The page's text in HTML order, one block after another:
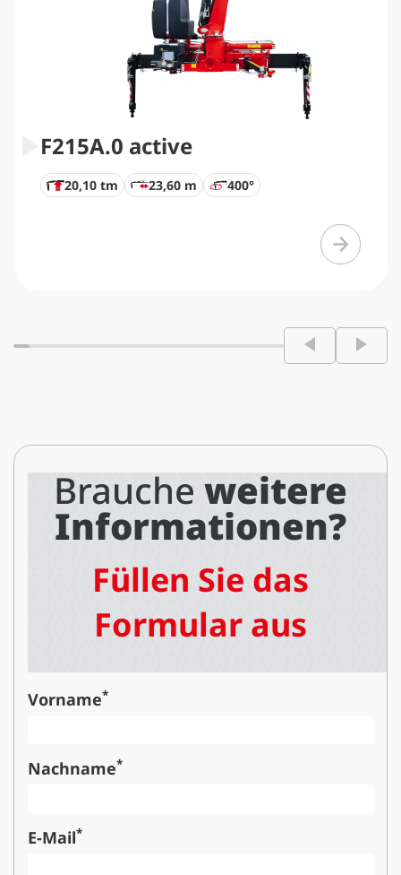
F215A.0 active
20,10 tm 23,60 m 400°
Brauche weitere
Informationen?
Füllen Sie das
Formular aus
Vorname*
Nachname*
E-Mail*